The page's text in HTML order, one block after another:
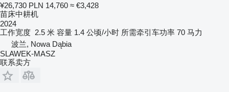
¥26,730 PLN 14,760 ≈ €3,428
苗床中耕机
2024
工作宽度 2.5 米 容量 1.4 公顷/小时 所需牵引车功率 70 马力
波兰, Nowa Dąbia
SLAWEK-MASZ
联系卖方